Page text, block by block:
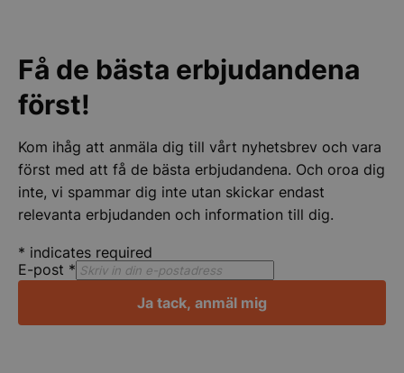
Få de bästa erbjudandena
först!
Kom ihåg att anmäla dig till vårt nyhetsbrev och vara
först med att få de bästa erbjudandena. Och oroa dig
inte, vi spammar dig inte utan skickar endast
relevanta erbjudanden och information till dig.
* indicates required
E-post *
Ja tack, anmäl mig
Funktioner
Oklassificerade
Strikt nödvändiga kakor tillåter
kärnwebbplatsfunktioner som användarinloggning
användas ordentligt utan strikt nödvändiga cookies.
Namn
Leverantör/
VISITOR_PRIVACY_METADATA